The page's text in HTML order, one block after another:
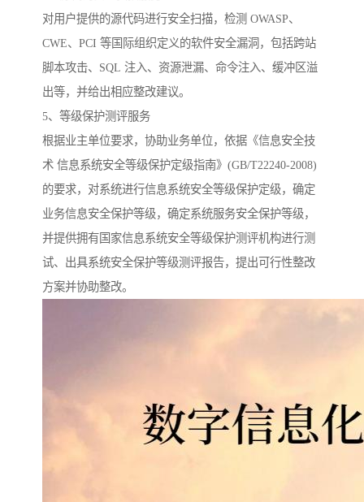
对用户提供的源代码进行安全扫描，检测 OWASP、
CWE、PCI 等国际组织定义的软件安全漏洞，包括跨站
脚本攻击、SQL 注入、资源泄漏、命令注入、缓冲区溢
出等，并给出相应整改建议。
5、等级保护测评服务
根据业主单位要求，协助业务单位，依据《信息安全技
术 信息系统安全等级保护定级指南》(GB/T22240-2008)
的要求，对系统进行信息系统安全等级保护定级，确定
业务信息安全保护等级，确定系统服务安全保护等级，
并提供拥有国家信息系统安全等级保护测评机构进行测
试、出具系统安全保护等级测评报告，提出可行性整改
方案并协助整改。